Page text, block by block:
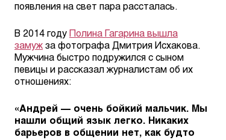
появления на свет пара рассталась.
В 2014 году
Полина Гагарина вышла
замуж за фотографа Дмитрия Исхакова.
Мужчина быстро подружился с сыном
певицы и рассказал журналистам об их
отношениях:
«Андрей — очень бойкий мальчик. Мы
нашли общий язык легко. Никаких
барьеров в общении нет, как будто